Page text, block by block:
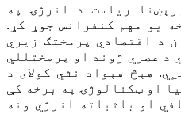
ریاست د انرژۍ په
یو مهم کنفرانس جوړ کړ.
د اقتصادي پرمختګ زيري
د عصري ژوند او پرمختللي
هېڅ هېواد نشي کولای د
او ټکنالوژۍ په برخه کې
او باثباته انرژي ونه